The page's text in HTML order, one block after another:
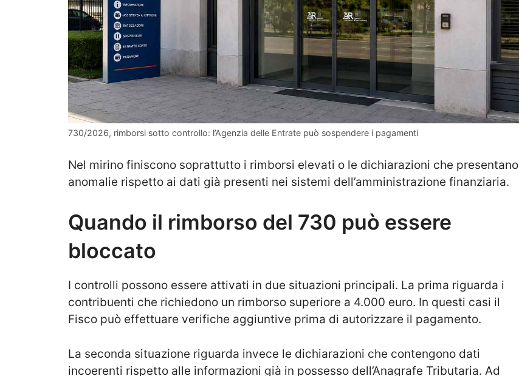
730/2026, rimborsi sotto controllo: l’Agenzia delle Entrate può sospendere i pagamenti
Nel mirino finiscono soprattutto i rimborsi elevati o le dichiarazioni che presentano
anomalie rispetto ai dati già presenti nei sistemi dell’amministrazione finanziaria.
Quando il rimborso del 730 può essere
bloccato
I controlli possono essere attivati in due situazioni principali. La prima riguarda i
contribuenti che richiedono un rimborso superiore a 4.000 euro. In questi casi il
Fisco può effettuare verifiche aggiuntive prima di autorizzare il pagamento.
La seconda situazione riguarda invece le dichiarazioni che contengono dati
incoerenti rispetto alle informazioni già in possesso dell’Anagrafe Tributaria. Ad